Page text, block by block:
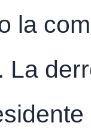
la
. La